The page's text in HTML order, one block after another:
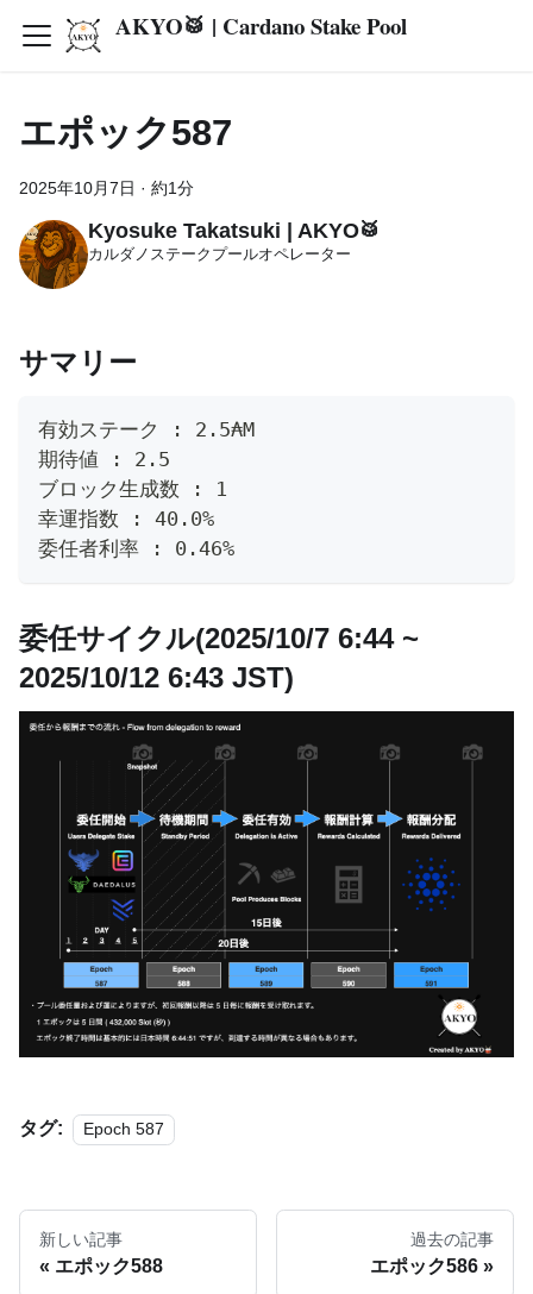
AKYO🥁 | Cardano Stake Pool
エポック587
2025年10月7日 · 約1分
Kyosuke Takatsuki | AKYO🥁
カルダノステークプールオペレーター
サマリー
有効ステーク : 2.5₳M
期待値 : 2.5
ブロック生成数 : 1
幸運指数 : 40.0%
委任者利率 : 0.46%
委任サイクル(2025/10/7 6:44 ~
2025/10/12 6:43 JST)
タグ: Epoch 587
新しい記事
エポック588
過去の記事
エポック586